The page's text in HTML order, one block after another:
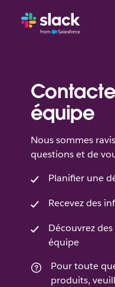
équipe
Nous sommes
questions et de
Planifier une
Recevez des
Découvrez
équipe
Pour toute
produits,